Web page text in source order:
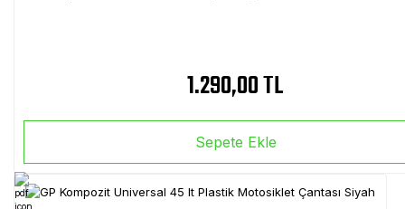
1.290,00 TL
Sepete Ekle